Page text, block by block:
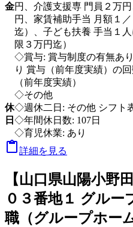
金円、介護支援専 門員２万
円、家賃補助手当 月額１
迄）、子ども扶養 手当１
限３万円迄）
◇賞与: 賞与制度の有無あ
り 賞与（前年度実績）の
（前年度実績）
休
日
◇その他
◇週休二日: その他 シフト
◇年間休日数: 107日
◇育児休業: あり
詳細を見る
【山口県山陽小野
０３番地１ グルー
職（グループホー